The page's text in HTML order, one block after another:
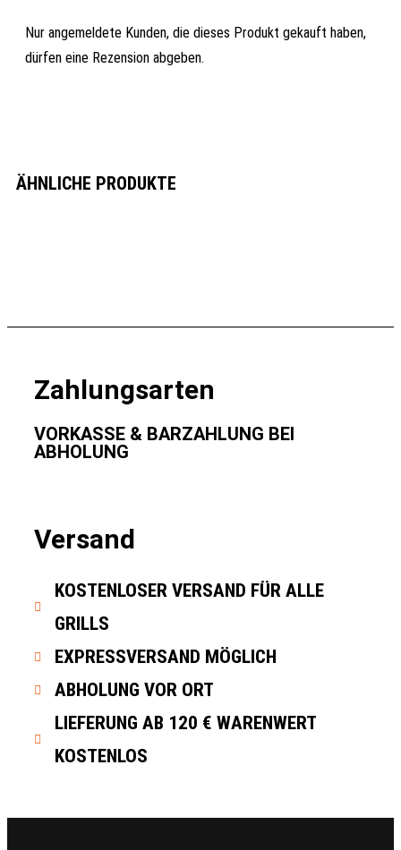
Nur angemeldete Kunden, die dieses Produkt gekauft haben,
dürfen eine Rezension abgeben.
ÄHNLICHE PRODUKTE
Zahlungsarten
VORKASSE & BARZAHLUNG BEI
ABHOLUNG
Versand
KOSTENLOSER VERSAND FÜR ALLE
GRILLS
EXPRESSVERSAND MÖGLICH
ABHOLUNG VOR ORT
LIEFERUNG AB 120 € WARENWERT
KOSTENLOS